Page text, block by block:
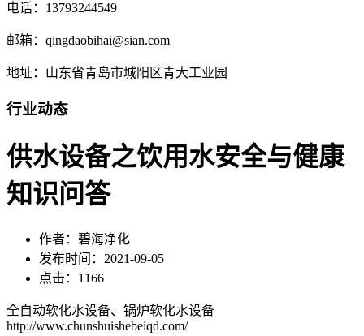
电话：13793244549
邮箱：qingdaobihai@sian.com
地址：山东省青岛市城阳区青大工业园
行业动态
供水设备之饮用水安全与健康
知识问答
作者：碧海净化
发布时间：2021-09-05
点击：1166
全自动软化水设备、锅炉软化水设备
http://www.chunshuishebeiqd.com/